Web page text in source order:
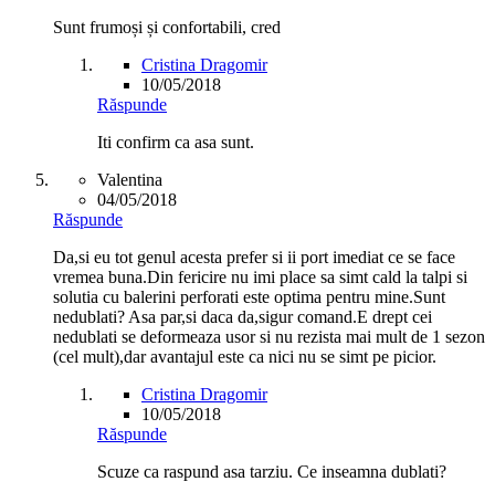
Sunt frumoși și confortabili, cred
Cristina Dragomir
10/05/2018
Răspunde
Iti confirm ca asa sunt.
Valentina
04/05/2018
Răspunde
Da,si eu tot genul acesta prefer si ii port imediat ce se face
vremea buna.Din fericire nu imi place sa simt cald la talpi si
solutia cu balerini perforati este optima pentru mine.Sunt
nedublati? Asa par,si daca da,sigur comand.E drept cei
nedublati se deformeaza usor si nu rezista mai mult de 1 sezon
(cel mult),dar avantajul este ca nici nu se simt pe picior.
Cristina Dragomir
10/05/2018
Răspunde
Scuze ca raspund asa tarziu. Ce inseamna dublati?